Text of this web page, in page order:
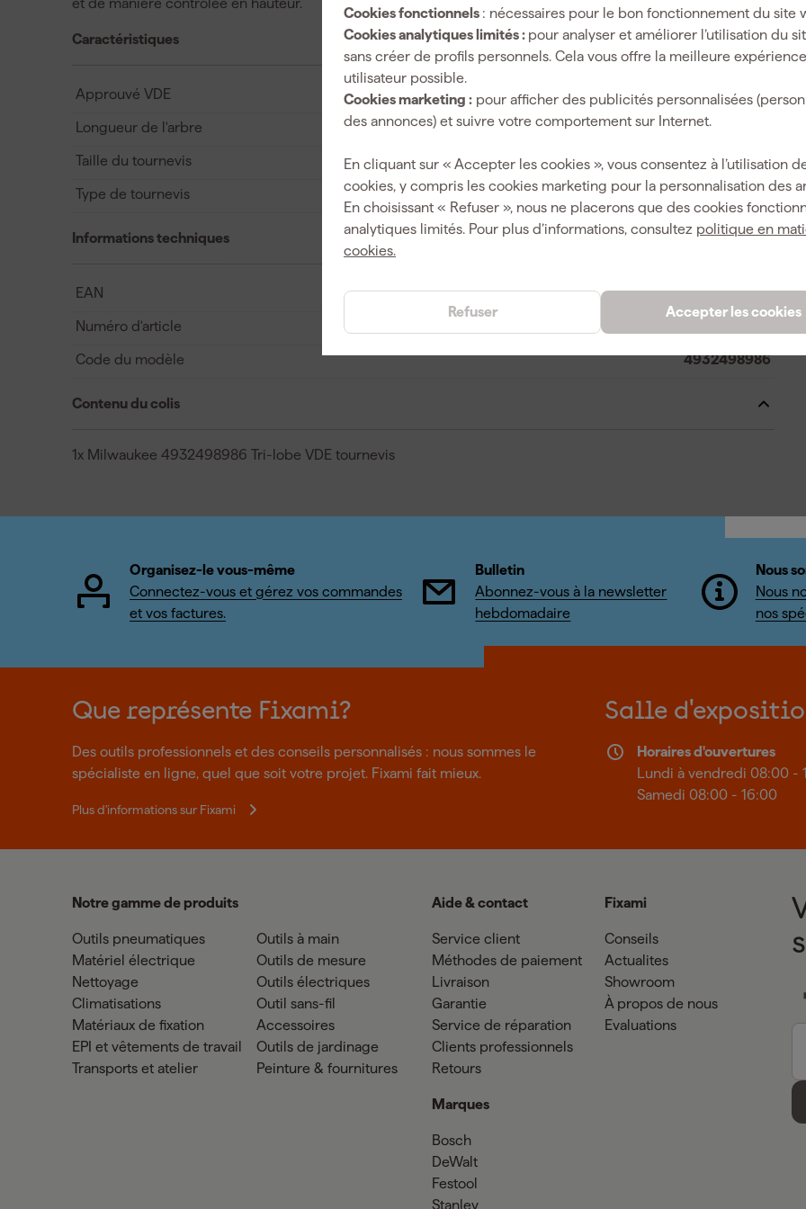
Cookies fonctionnels : nécessaires pour le bon fonctionnement du site
Cookies analytiques limités : pour analyser et améliorer l’utilisation du
sans créer de profils personnels. Cela vous offre la meilleure expérience
utilisateur possible.
Cookies marketing : pour afficher des publicités personnalisées
des annonces) et suivre votre comportement sur Internet.
En cliquant sur « Accepter les cookies », vous consentez à l’utilisation
cookies, y compris les cookies marketing pour la personnalisation des
En choisissant « Refuser », nous ne placerons que des cookies
analytiques limités. Pour plus d’informations, consultez politique en
cookies.
Accepter les cookies
Refuser
et de manière contrôlée en hauteur.
Caractéristiques
Approuvé VDE Oui
Longueur de l'arbre
Taille du tournevis T27
Type de tournevis Tournevis Torx
Informations techniques
EAN 4058546528553
Numéro d'article
Code du modèle 4932498986
Contenu du colis
1x Milwaukee 4932498986 Tri-lobe VDE tournevis
Organisez-le vous-même
Connectez-vous et gérez vos commandes
et vos factures.
Bulletin
Abonnez-vous à la newsletter
hebdomadaire
Nous
Nous
nos
Que représente Fixami?
Des outils professionnels et des conseils personnalisés : nous sommes le
spécialiste en ligne, quel que soit votre projet. Fixami fait mieux.
Plus d'informations sur Fixami
Salle
Horaires d'ouvertures
Lundi à vendredi 08:00 -
Samedi 08:00 - 16:00
Notre gamme de produits
Outils pneumatiques
Matériel électrique
Nettoyage
Climatisations
Matériaux de fixation
EPI et vêtements de travail
Transports et atelier
Outils à main
Outils de mesure
Outils électriques
Outil sans-fil
Accessoires
Outils de jardinage
Peinture & fournitures
Aide & contact
Service client
Méthodes de paiement
Livraison
Garantie
Service de réparation
Clients professionnels
Retours
Marques
Bosch
DeWalt
Festool
Stanley
Fixami
Conseils
Actualites
Showroom
À propos de nous
Evaluations